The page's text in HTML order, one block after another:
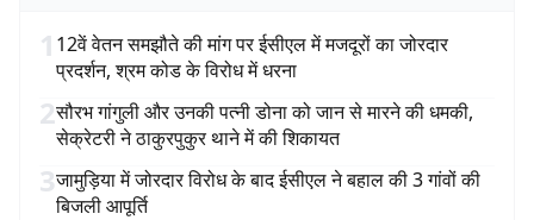
1 12वें वेतन समझौते की मांग पर ईसीएल में मजदूरों का जोरदार
प्रदर्शन, श्रम कोड के विरोध में धरना
2सौरभ गांगुली और उनकी पत्नी डोना को जान से मारने की धमकी,
सेक्रेटरी ने ठाकुरपुकुर थाने में की शिकायत
3जामुड़िया में जोरदार विरोध के बाद ईसीएल ने बहाल की 3 गांवों की
बिजली आपूर्ति